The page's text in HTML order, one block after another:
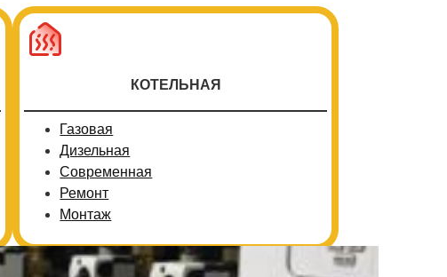
КОТЕЛЬНАЯ
Газовая
Дизельная
Современная
Ремонт
Монтаж